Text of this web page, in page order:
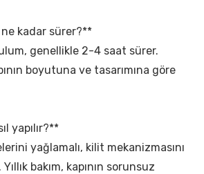
ne kadar sürer?**
genellikle 2-4 saat sürer.
boyutuna ve tasarımına göre
yapılır?**
yağlamalı, kilit mekanizmasını
bakım, kapının sorunsuz